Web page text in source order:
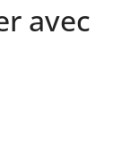
avec